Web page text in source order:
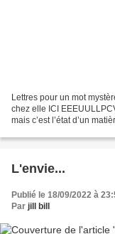
Lettres pour un mot
chez elle ICI
mais c’est l’état d’un
L'envie...
Publié le 18/09/2022 à
Par jill bill